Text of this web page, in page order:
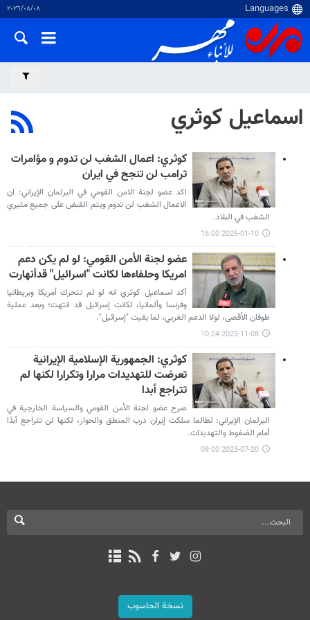
٠٨‏/٠٨‏/٢٠٢٦
اسماعيل كوثري
كوثري: اعمال الشغب لن تدوم و مؤامرات
ترامب لن تنجح في ايران
اكد عضو لجنة الامن القومي في البرلمان الإيراني: ان
الاعمال الشغب لن تدوم ويتم القبض على جميع مثيري
الشغب في البلاد.
2026-01-10 16:00
عضو لجنة الأمن القومي: لو لم يكن دعم
امريكا وحلفاءها لكانت "اسرائيل" قدأنهارت
أكد اسماعيل كوثري انه لو لم تتحرك أمريكا وبريطانيا
وفرنسا وألمانيا، لكانت إسرائيل قد انتهت؛ وبعد عملية
طوفان الأقصى، لولا الدعم الغربي، لما بقيت "إسرائيل".
2025-11-08 10:24
كوثري: الجمهورية الإسلامية الإيرانية
تعرضت للتهديدات مرارا وتكرارا لكنها لم
تتراجع أبدا
صرح عضو لجنة الأمن القومي والسياسة الخارجية في
البرلمان الإيراني: لطالما سلكت إيران درب المنطق والحوار، لكنها لن تتراجع أبدًا
أمام الضغوط والتهديدات.
2025-07-20 09:00
نسخة الحاسوب